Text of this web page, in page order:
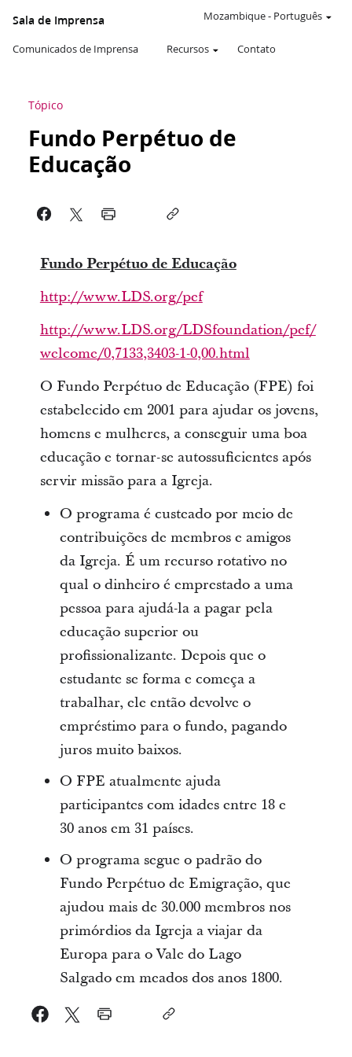
Sala de Imprensa
Comunicados de Imprensa Recursos Contato
Mozambique- Português
Tópico
Fundo Perpétuo de
Educação
Fundo Perpétuo de Educação
http://www.LDS.org/pef
http://www.LDS.org/LDSfoundation/pef/
welcome/0,7133,3403-1-0,00.html
O Fundo Perpétuo de Educação (FPE) foi
estabelecido em 2001 para ajudar os jovens,
homens e mulheres, a conseguir uma boa
educação e tornar-se autossuficientes após
servir missão para a Igreja.
O programa é custeado por meio de
contribuições de membros e amigos
da Igreja. É um recurso rotativo no
qual o dinheiro é emprestado a uma
pessoa para ajudá-la a pagar pela
educação superior ou
profissionalizante. Depois que o
estudante se forma e começa a
trabalhar, ele então devolve o
empréstimo para o fundo, pagando
juros muito baixos.
O FPE atualmente ajuda
participantes com idades entre 18 e
30 anos em 31 países.
O programa segue o padrão do
Fundo Perpétuo de Emigração, que
ajudou mais de 30.000 membros nos
primórdios da Igreja a viajar da
Europa para o Vale do Lago
Salgado em meados dos anos 1800.